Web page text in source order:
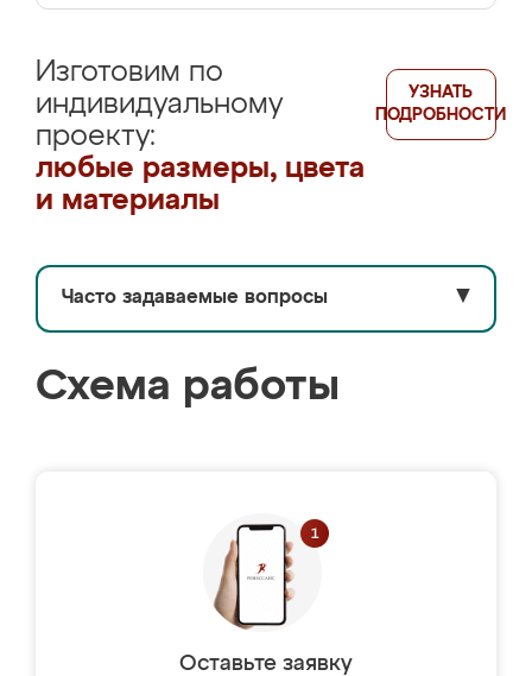
Изготовим по
индивидуальному
проекту:
любые размеры, цвета
и материалы
УЗНАТЬ
ПОДРОБНОСТИ
Часто задаваемые вопросы ▼
Схема работы
Оставьте заявку